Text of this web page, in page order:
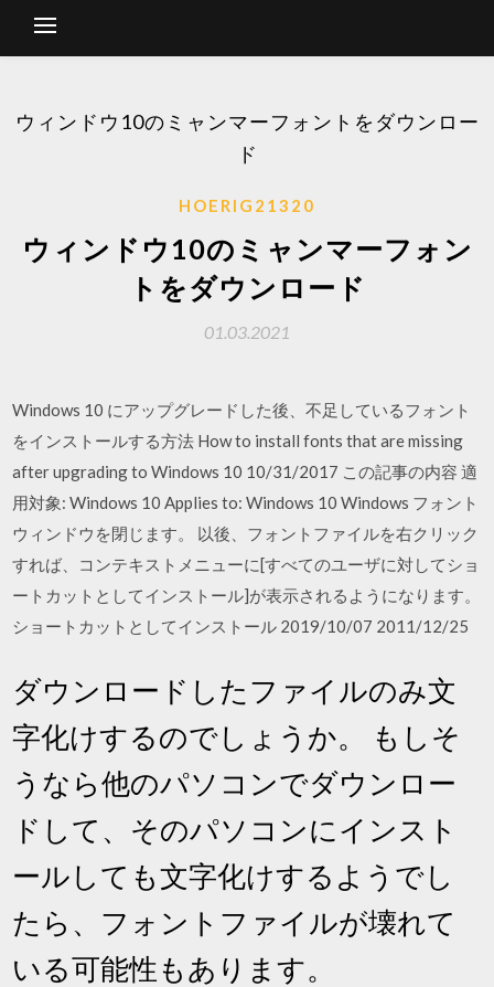
ウィンドウ10のミャンマーフォントをダウンロー
ド
HOERIG21320
ウィンドウ10のミャンマーフォン
トをダウンロード
01.03.2021
Windows 10 にアップグレードした後、不足しているフォント
をインストールする方法 How to install fonts that are missing
after upgrading to Windows 10 10/31/2017 この記事の内容 適
用対象: Windows 10 Applies to: Windows 10 Windows フォント
ウィンドウを閉じます。 以後、フォントファイルを右クリック
すれば、コンテキストメニューに[すべてのユーザに対してショ
ートカットとしてインストール]が表示されるようになります。
ショートカットとしてインストール 2019/10/07 2011/12/25
ダウンロードしたファイルのみ文
字化けするのでしょうか。 もしそ
うなら他のパソコンでダウンロー
ドして、そのパソコンにインスト
ールしても文字化けするようでし
たら、フォントファイルが壊れて
いる可能性もあります。